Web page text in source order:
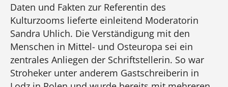
Daten und Fakten zur Referentin des
Kulturzooms lieferte einleitend Moderatorin
Sandra Uhlich. Die Verständigung mit den
Menschen in Mittel- und Osteuropa sei ein
zentrales Anliegen der Schriftstellerin. So war
Stroheker unter anderem Gastschreiberin in